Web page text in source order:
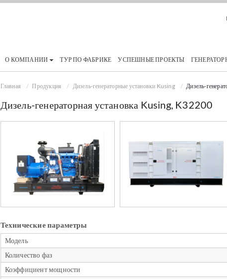
О КОМПАНИИ ТУР ПО ФАБРИКЕ УСПЕШНЫЕ ПРОЕКТЫ
Главная Продукция Дизель-генераторные установки Kusing Дизель-
Дизель-генераторная установка Kusing, K32200
Технические параметры
Модель
Количество фаз
Коэффициент мощности